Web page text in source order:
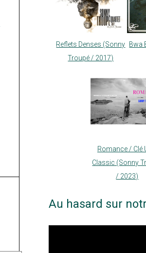
Reflets Denses (Sonny
Troupé / 2017)
Bwa
Romance / Clé
Classic (Sonny
/ 2023)
Au hasard sur